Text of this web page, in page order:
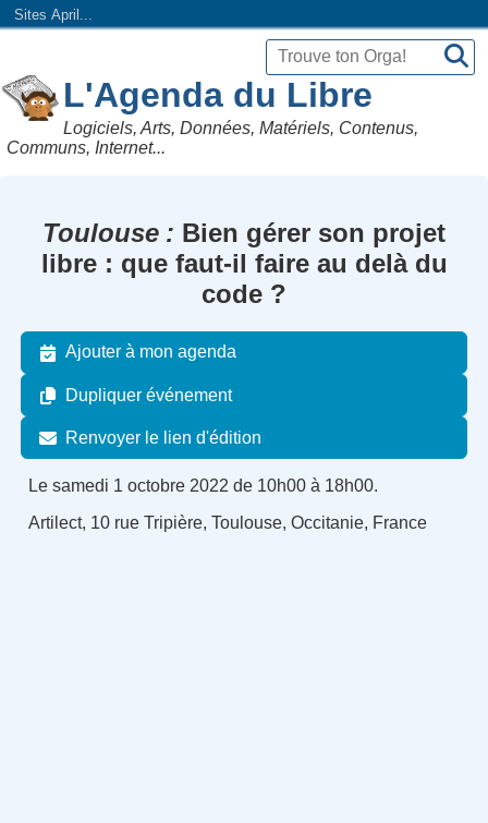
Sites April...
L'Agenda du Libre
Logiciels, Arts, Données, Matériels, Contenus,
Communs, Internet...
Toulouse
Bien gérer son projet
libre : que faut-il faire au delà du
code ?
Ajouter à mon agenda
Dupliquer événement
Renvoyer le lien d'édition
Le samedi 1 octobre 2022 de 10h00 à 18h00.
Artilect, 10 rue Tripière, Toulouse, Occitanie, France